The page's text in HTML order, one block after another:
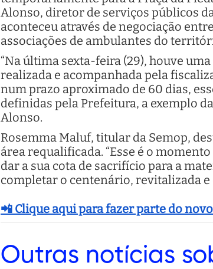
Alonso, diretor de serviços públicos
aconteceu através de negociação
associações de ambulantes do
“Na última sexta-feira (29), houve
realizada e acompanhada pela
num prazo aproximado de 60 dias,
definidas pela Prefeitura, a exemplo
Alonso.
Rosemma Maluf, titular da Semop,
área requalificada. “Esse é o
dar a sua cota de sacrifício para a
completar o centenário, revitalizada
📲 Clique aqui para fazer parte do
Outras notícias